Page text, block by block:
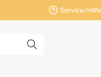
Service/Hilfe